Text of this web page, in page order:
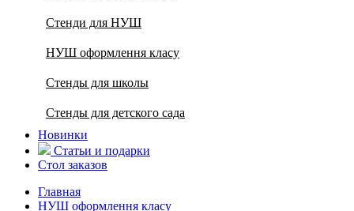
Стенди для НУШ
НУШ оформлення класу
Стенды для школы
Стенды для детского сада
Новинки
Статьи и подарки
Стол заказов
Главная
НУШ оформлення класу